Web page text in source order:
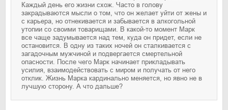
Каждый день его жизни схож. Часто в голову
закрадываются мысли о том, что он желает уйти от жены и
с карьера, но отнекивается и забывается в алкогольной
утопии со своими товарищами. В какой-то момент Марк
все чаще задумывается над тем, куда он придет, если не
остановится. В одну из таких ночей он сталкивается с
загадочным мужчиной и подвергается смертельной
опасности. После чего Марк начинает прикладывать
усилия, взаимодействовать с миром и получать от него
отклик. Жизнь Марка кардинально меняется, но явно не в
лучшую сторону. А что дальше?